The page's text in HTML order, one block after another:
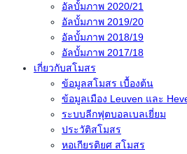
อัลบั้มภาพ 2020/21
อัลบั้มภาพ 2019/20
อัลบั้มภาพ 2018/19
อัลบั้มภาพ 2017/18
เกี่ยวกับสโมสร
ข้อมูลสโมสร เบื้องต้น
ข้อมูลเมือง Leuven และ
ระบบลีกฟุตบอลเบลเยี่ยม
ประวัติสโมสร
หอเกียรติยศ สโมสร